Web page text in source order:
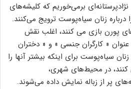
برمی‌خوریم که کلیشه‌های
درباره زنان سیاه‌پوست ترویج می‌کنند.
پورن بازی می کنند، اغلب نقش
عنوان « کارگران جنسی » و « دختران
سیاه‌پوست برای اینکه بیشتر آنها را
کنند، در محیط‌های شهری،
پر از زباله نمایش داده می‌شوند.